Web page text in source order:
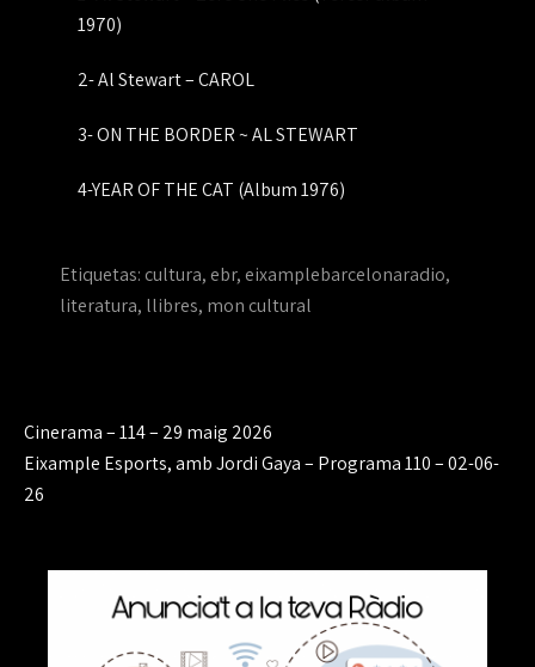
1970)
2- Al Stewart – CAROL
3- ON THE BORDER ~ AL STEWART
4-YEAR OF THE CAT (Album 1976)
Etiquetas: cultura, ebr, eixamplebarcelonaradio,
literatura, llibres, mon cultural
Navegación
de
entradas
Cinerama – 114 – 29 maig 2026
Eixample Esports, amb Jordi Gaya – Programa 110 – 02-06-
26